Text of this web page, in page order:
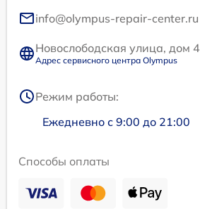
info@olympus-repair-center.ru
Новослободская улица, дом 4
Адрес сервисного центра Olympus
Режим работы:
Ежедневно с 9:00 до 21:00
Способы оплаты